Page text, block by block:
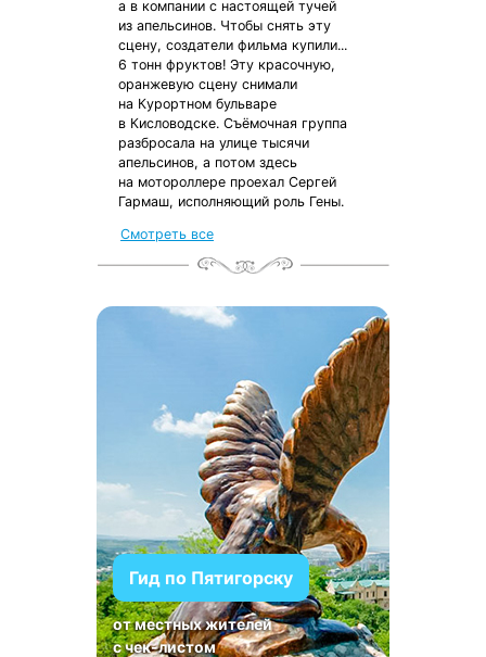
а в компании с настоящей тучей
из апельсинов. Чтобы снять эту
сцену, создатели фильма купили...
6 тонн фруктов! Эту красочную,
оранжевую сцену снимали
на Курортном бульваре
в Кисловодске. Съёмочная группа
разбросала на улице тысячи
апельсинов, а потом здесь
на мотороллере проехал Сергей
Гармаш, исполняющий роль Гены.
Смотреть все
Гид по Пятигорску
от местных жителей
с чек-листом